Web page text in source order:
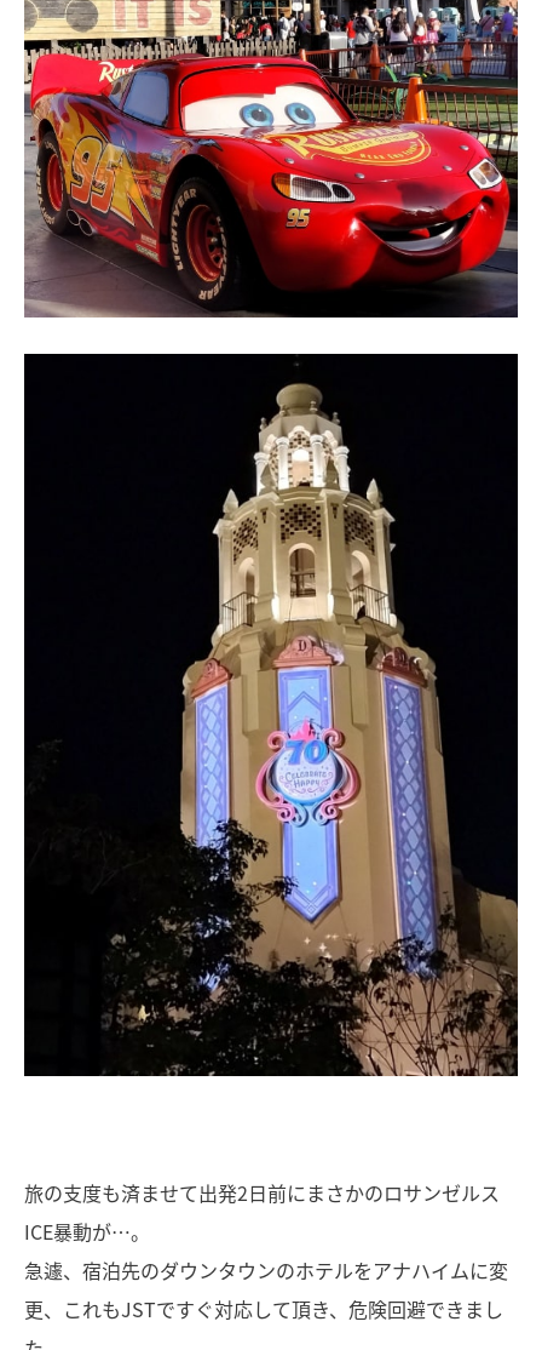
旅の支度も済ませて出発2日前にまさかのロサンゼルス
ICE暴動が…。
急遽、宿泊先のダウンタウンのホテルをアナハイムに変
更、これもJSTですぐ対応して頂き、危険回避できまし